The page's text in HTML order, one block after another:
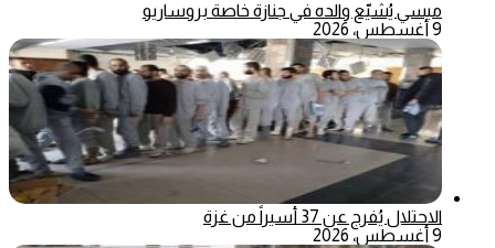
ميسي يُشيّع والده في جنازة خاصة بروساريو
9 أغسطس، 2026
الاحتلال يُفرج عن 37 أسيراً من غزة
9 أغسطس، 2026